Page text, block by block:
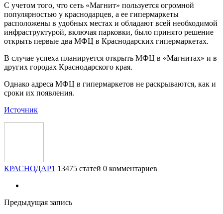
С учетом того, что сеть «Магнит» пользуется огромной
популярностью у краснодарцев, а ее гипермаркеты
расположены в удобных местах и обладают всей необходимой
инфраструктурой, включая парковки, было принято решение
открыть первые два МФЦ в Краснодарских гипермаркетах.
В случае успеха планируется открыть МФЦ в «Магнитах» и в
других городах Краснодарского края.
Однако адреса МФЦ в гипермаркетов не раскрываются, как и
сроки их появления.
Источник
КРАСНОДАР1 13475 статей 0 комментариев
Предыдущая запись